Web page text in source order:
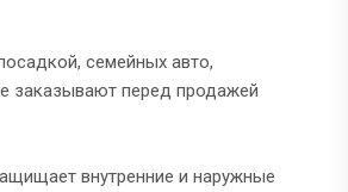
семейных авто,
заказывают перед продажей
внутренние и наружные